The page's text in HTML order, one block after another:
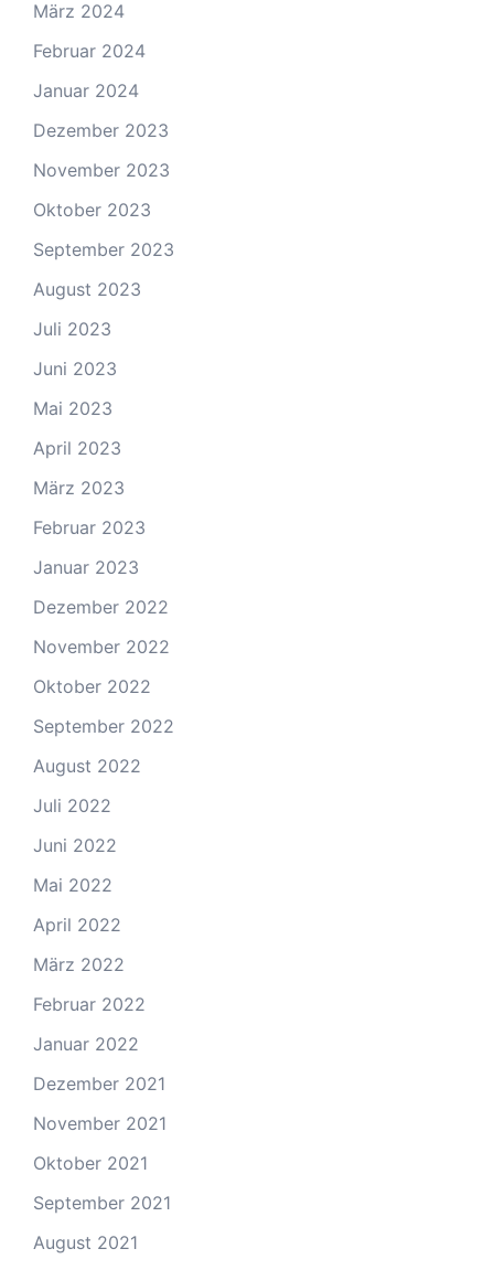
März 2024
Februar 2024
Januar 2024
Dezember 2023
November 2023
Oktober 2023
September 2023
August 2023
Juli 2023
Juni 2023
Mai 2023
April 2023
März 2023
Februar 2023
Januar 2023
Dezember 2022
November 2022
Oktober 2022
September 2022
August 2022
Juli 2022
Juni 2022
Mai 2022
April 2022
März 2022
Februar 2022
Januar 2022
Dezember 2021
November 2021
Oktober 2021
September 2021
August 2021